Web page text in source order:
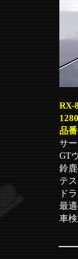
RX-
品
サ
GT
鈴
テ
ド
最
車